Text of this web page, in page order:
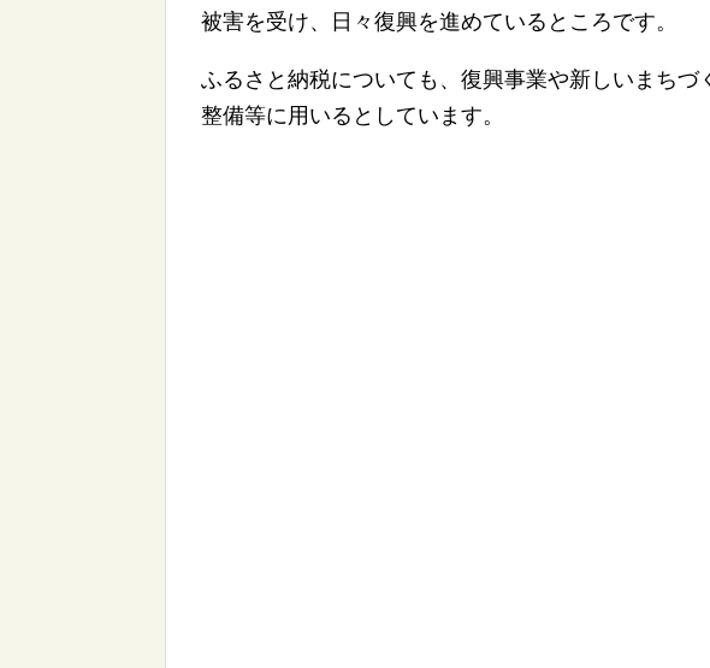
被害を受け、日々復興を進めているところです。
ふるさと納税についても、復興事業や新しいまち
整備等に用いるとしています。